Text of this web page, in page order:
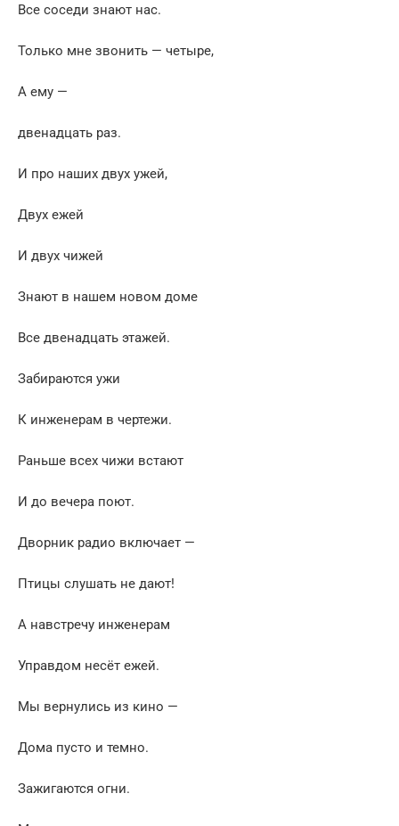
Все соседи знают нас.
Только мне звонить — четыре,
А ему —
двенадцать раз.
И про наших двух ужей,
Двух ежей
И двух чижей
Знают в нашем новом доме
Все двенадцать этажей.
Забираются ужи
К инженерам в чертежи.
Раньше всех чижи встают
И до вечера поют.
Дворник радио включает —
Птицы слушать не дают!
А навстречу инженерам
Управдом несёт ежей.
Мы вернулись из кино —
Дома пусто и темно.
Зажигаются огни.